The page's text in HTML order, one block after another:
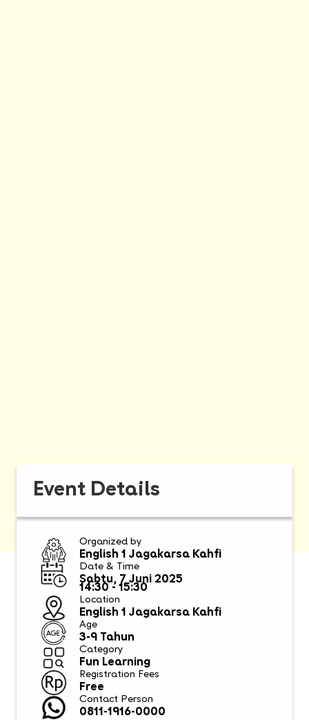
Event Details
Organized by
English 1 Jagakarsa Kahfi
Date & Time
Sabtu, 7 Juni 2025
14:30 - 15:30
Location
English 1 Jagakarsa Kahfi
Age
3-9 Tahun
Category
Fun Learning
Registration Fees
Free
Contact Person
0811-1916-0000